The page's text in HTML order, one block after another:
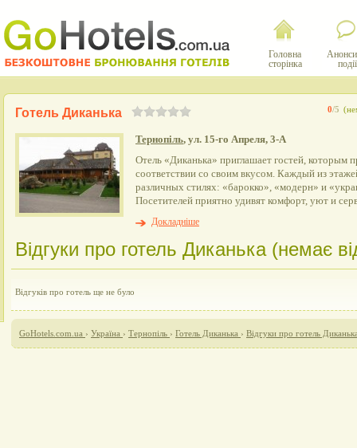
Головна
сторінка
події
0/5
Готель Диканька
Тернопіль, ул. 15-го Апреля, 3-А
Отель «Диканька» приглашает гостей, которым
соответствии со своим вкусом. Каждый из
различных стилях: «барокко», «модерн» и
Посетителей приятно удивят комфорт, уют и
Докладніше
Відгуки про готель Диканька (немає
Відгуків про готель ще не було
GoHotels.com.ua › Україна › Тернопіль › Готель Диканька › Відгуки про готель